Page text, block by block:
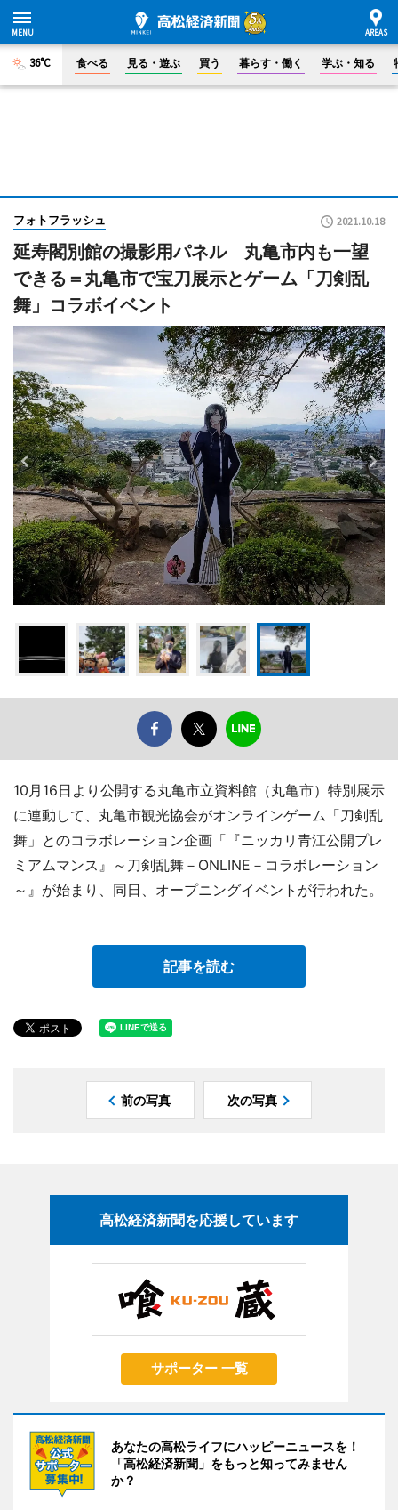
36°C 食べる 見る・遊ぶ 買う 暮らす・働く 学ぶ・知る
フォトフラッシュ 2021.10.18
延寿閣別館の撮影用パネル 丸亀市内も一望
できる＝丸亀市で宝刀展示とゲーム「刀剣乱
舞」コラボイベント
10月16日より公開する丸亀市立資料館（丸亀市）特別展示
に連動して、丸亀市観光協会がオンラインゲーム「刀剣乱
舞」とのコラボレーション企画「『ニッカリ青江公開プレ
ミアムマンス』～刀剣乱舞－ONLINE－コラボレーション
～』が始まり、同日、オープニングイベントが行われた。
記事を読む
前の写真 次の写真
高松経済新聞を応援しています
サポーター 一覧
あなたの高松ライフにハッピーニュースを！
「高松経済新聞」をもっと知ってみません
か？